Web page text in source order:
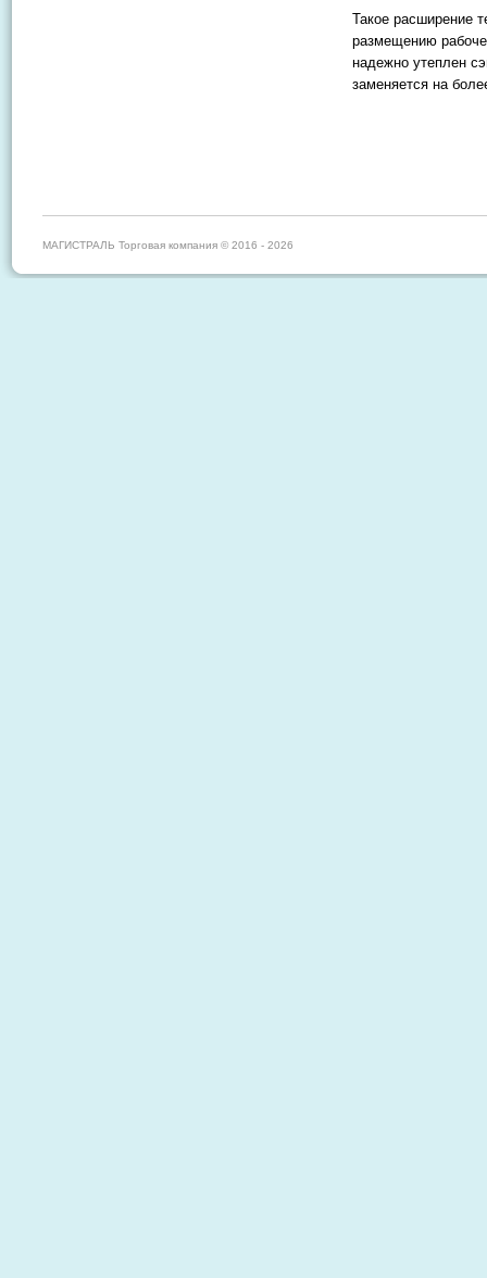
Такое расширение
размещению
надежно утеплен
заменяется на
МАГИСТРАЛЬ Торговая компания © 2016 - 2026